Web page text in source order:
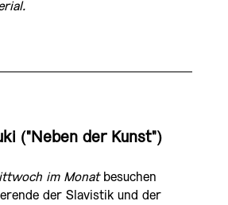
("Neben der Kunst")
im Monatbesuchen
der Slavistik und der